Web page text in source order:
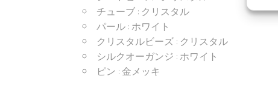
チューブ : クリスタル
パール : ホワイト
クリスタルビーズ : クリスタル
シルクオーガンジ : ホワイト
ピン : 金メッキ